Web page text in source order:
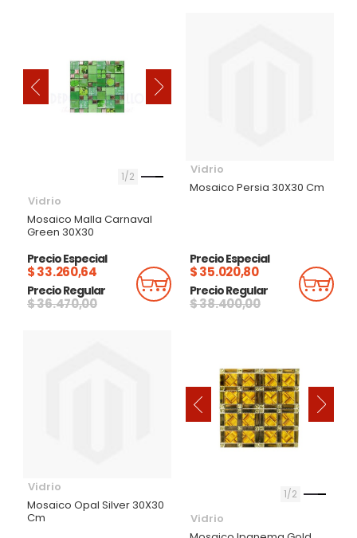
‹ ›
1 2
Vidrio
Mosaico Malla Carnaval
Green 30X30
Precio Especial
$ 33.260,64
Precio Regular
$ 36.470,00
Añadir Al Carrito
Vidrio
Mosaico Persia 30X30 Cm
Precio Especial
$ 35.020,80
Precio Regular
$ 38.400,00
Vidrio
Mosaico Opal Silver 30X30
Cm
‹ ›
1 2
Vidrio